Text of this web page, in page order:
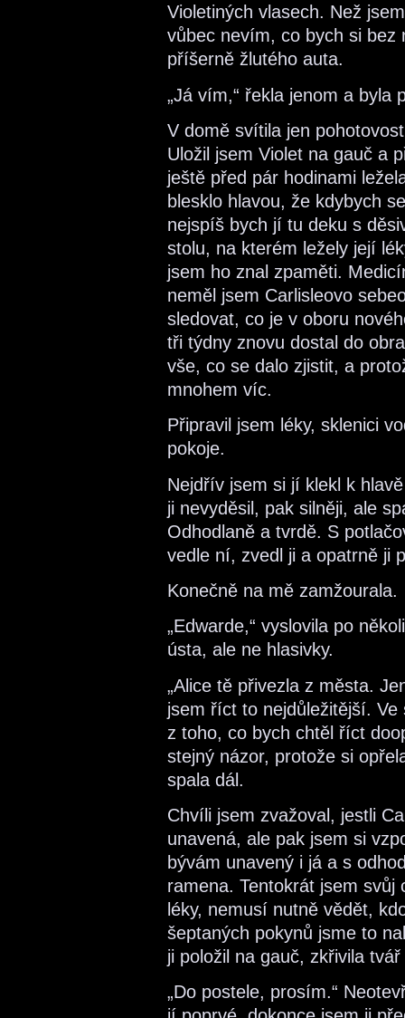
Violetiných vlasech. Než
vůbec nevím, co bych si bez
příšerně žlutého auta.
„Já vím,“ řekla jenom a byla
V domě svítila jen
Uložil jsem Violet na gauč a
ještě před pár hodinami
blesklo hlavou, že kdybych
nejspíš bych jí tu deku s
stolu, na kterém ležely její
jsem ho znal zpaměti.
neměl jsem Carlisleovo
sledovat, co je v oboru
tři týdny znovu dostal do
vše, co se dalo zjistit, a
mnohem víc.
Připravil jsem léky, sklenici
pokoje.
Nejdřív jsem si jí klekl k
ji nevyděsil, pak silněji, ale
Odhodlaně a tvrdě. S
vedle ní, zvedl ji a opatrně ji
Konečně na mě zamžourala.
„Edwarde,“ vyslovila po
ústa, ale ne hlasivky.
„Alice tě přivezla z města.
jsem říct to nejdůležitější.
z toho, co bych chtěl říct
stejný názor, protože si
spala dál.
Chvíli jsem zvažoval, jestli
unavená, ale pak jsem si
bývám unavený i já a s
ramena. Tentokrát jsem
léky, nemusí nutně vědět,
šeptaných pokynů jsme to
ji položil na gauč, zkřivila
„Do postele, prosím.“